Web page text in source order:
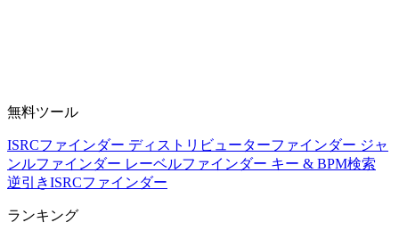
無料ツール
ISRCファインダー ディストリビューターファインダー ジャ
ンルファインダー レーベルファインダー キー & BPM検索
逆引きISRCファインダー
ランキング